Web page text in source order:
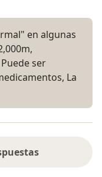
en algunas
ser
La